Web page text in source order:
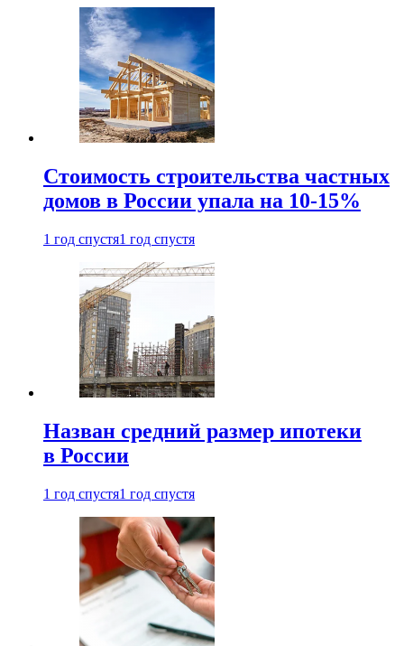
Стоимость строительства частных
домов в России упала на 10-15%
1 год спустя1 год спустя
Назван средний размер ипотеки
в России
1 год спустя1 год спустя